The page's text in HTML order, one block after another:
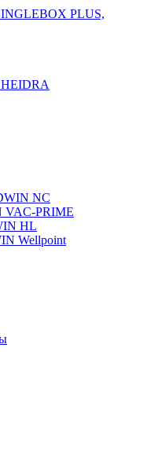
PLUS,
HEIDRA
NC
VAC-PRIME
HL
Wellpoint